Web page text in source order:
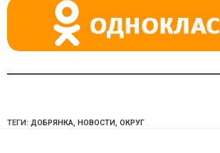
ki
ТЕГИ: ДОБРЯНКА, НОВОСТИ, ОКРУГ